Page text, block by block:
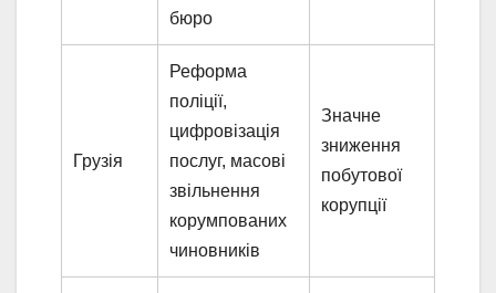
бюро
Грузія
Реформа
поліції,
цифровізація
послуг, масові
звільнення
корумпованих
чиновників
Значне
зниження
побутової
корупції